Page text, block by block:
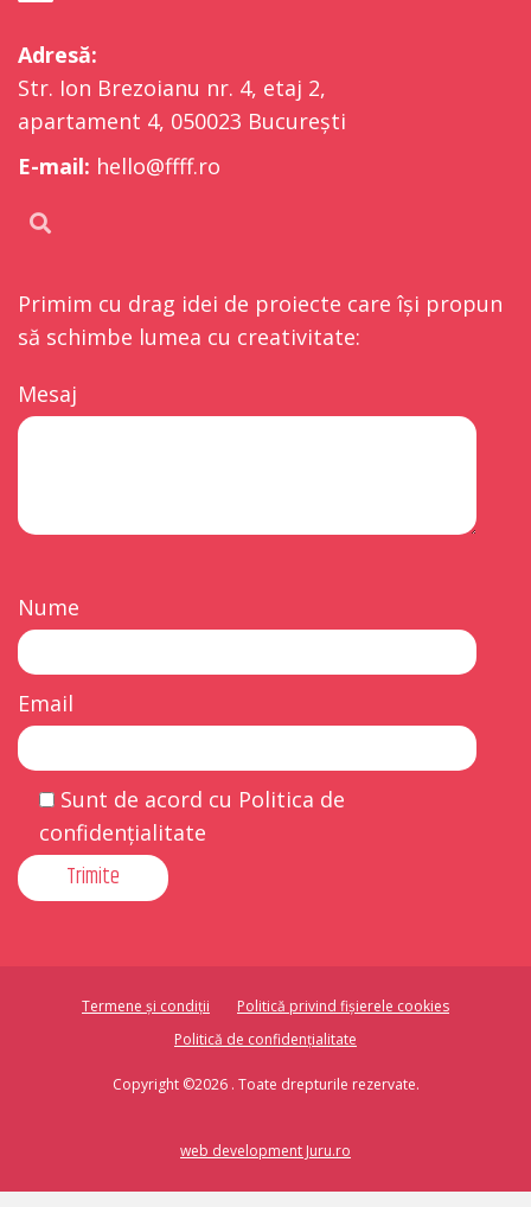
Adresă:
Str. Ion Brezoianu nr. 4, etaj 2,
apartament 4, 050023 București
E-mail: hello@ffff.ro
Primim cu drag idei de proiecte care își propun
să schimbe lumea cu creativitate:
Mesaj
Nume
Email
Sunt de acord cu Politica de
confidențialitate
Termene și condiții
Politică privind fișierele cookies
Politică de confidențialitate
Copyright ©2026 . Toate drepturile rezervate.
web development Juru.ro